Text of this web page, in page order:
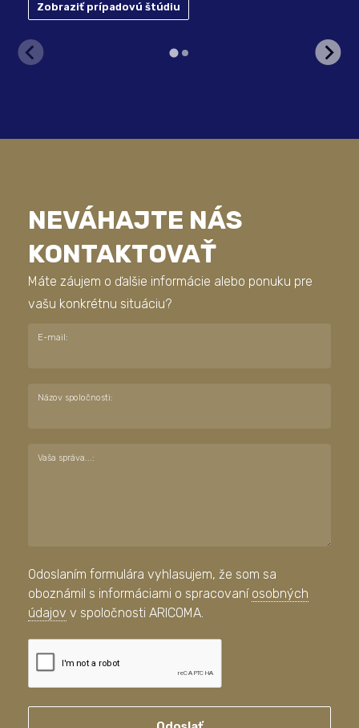
Zobraziť prípadovú štúdiu
NEVÁHAJTE NÁS
KONTAKTOVAŤ
Máte záujem o ďalšie informácie alebo ponuku pre
vašu konkrétnu situáciu?
E-mail:
Názov spoločnosti:
Vaša správa...:
Odoslaním formulára vyhlasujem, že som sa
oboznámil s informáciami o spracovaní osobných
údajov v spoločnosti ARICOMA.